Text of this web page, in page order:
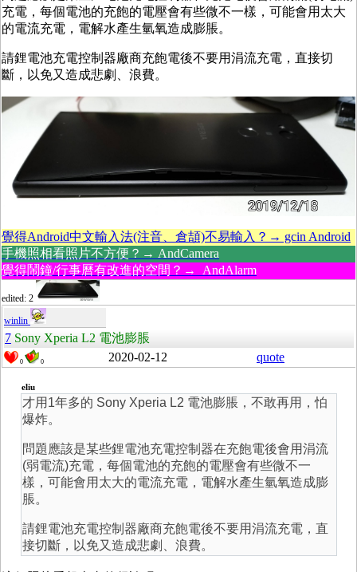
充電，每個電池的充飽的電壓會有些微不一樣，可能會用太大
的電流充電，電解水產生氫氧造成膨脹。
請鋰電池充電控制器廠商充飽電後不要用涓流充電，直接切
斷，以免又造成悲劇、浪費。
覺得Android中文輸入法(注音、倉頡)不易輸入？→ gcin Android
手機照相看照片不方便？→ AndCamera
覺得鬧鐘/行事曆有改進的空間？→ AndAlarm
edited: 2
winlin
7 Sony Xperia L2 電池膨脹
0 0 2020-02-12 quote
eliu
才用1年多的 Sony Xperia L2 電池膨脹，不敢再用，怕
爆炸。
問題應該是某些鋰電池充電控制器在充飽電後會用涓流
(弱電流)充電，每個電池的充飽的電壓會有些微不一
樣，可能會用太大的電流充電，電解水產生氫氧造成膨
脹。
請鋰電池充電控制器廠商充飽電後不要用涓流充電，直
接切斷，以免又造成悲劇、浪費。